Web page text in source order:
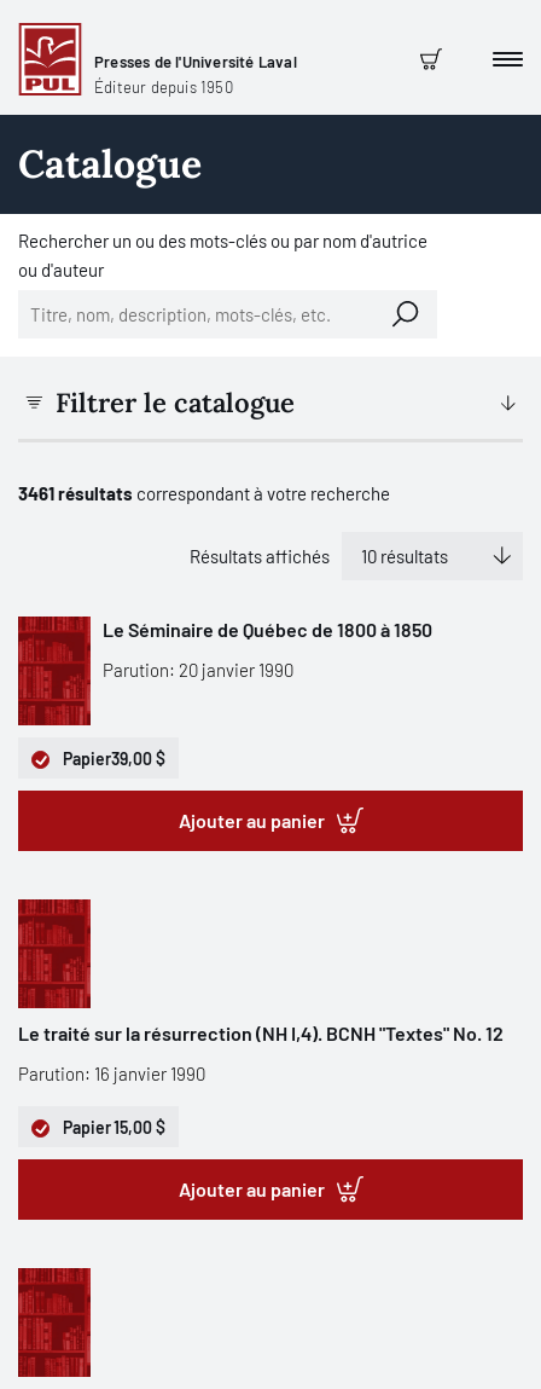
Presses de l'Université Laval
Éditeur depuis 1950
Panier
Catalogue
Rechercher un ou des mots-clés ou par nom d'autrice
ou d'auteur
Filtrer le catalogue
3461 résultats correspondant à votre recherche
Résultats affichés
Le Séminaire de Québec de 1800 à 1850
Parution: 20 janvier 1990
Papier39,00 $
Ajouter au panier
Le traité sur la résurrection (NH I,4). BCNH "Textes" No. 12
Parution: 16 janvier 1990
Papier15,00 $
Ajouter au panier